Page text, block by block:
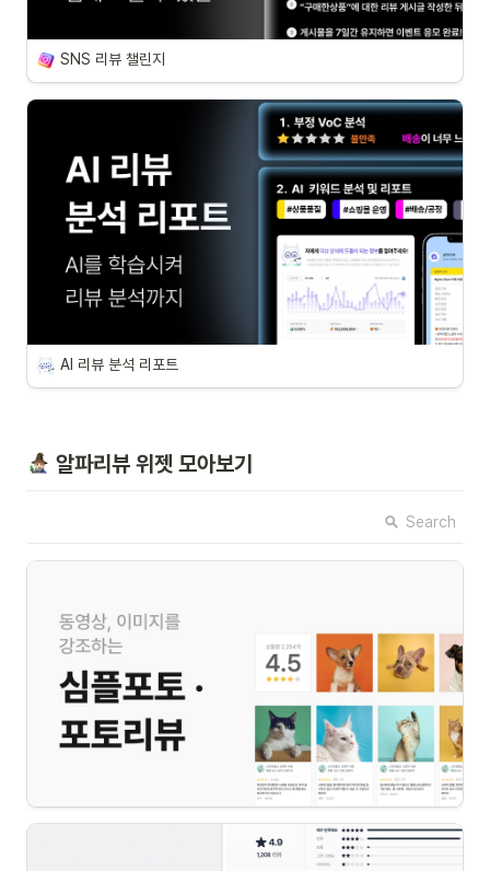
SNS 리뷰 챌린지
AI 리뷰 분석 리포트
알파리뷰 위젯 모아보기
Search